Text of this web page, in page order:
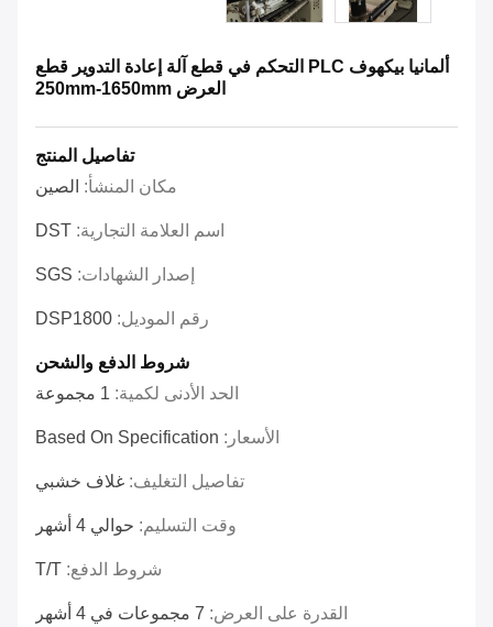
ألمانيا بيكهوف PLC التحكم في قطع آلة إعادة التدوير قطع
العرض 250mm-1650mm
تفاصيل المنتج
مكان المنشأ: الصين
اسم العلامة التجارية: DST
إصدار الشهادات: SGS
رقم الموديل: DSP1800
شروط الدفع والشحن
الحد الأدنى لكمية: 1 مجموعة
الأسعار: Based On Specification
تفاصيل التغليف: غلاف خشبي
وقت التسليم: حوالي 4 أشهر
شروط الدفع: T/T
القدرة على العرض: 7 مجموعات في 4 أشهر